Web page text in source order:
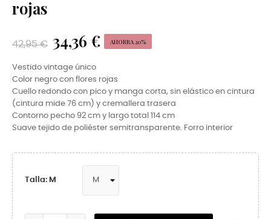
rojas
42,95 € 34,36 € AHORRA 20%
Vestido vintage único
Color negro con flores rojas
Cuello redondo con pico y manga corta, sin elástico en cintura
(cintura mide 76 cm) y cremallera trasera
Contorno pecho 92 cm y largo total 114 cm
Suave tejido de poliéster semitransparente. Forro interior
Talla: M